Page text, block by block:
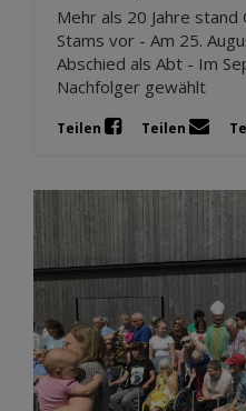
Mehr als 20 Jahre
Stams vor - Am 25.
Abschied als Abt - Im
Nachfolger gewählt
Teilen Teilen